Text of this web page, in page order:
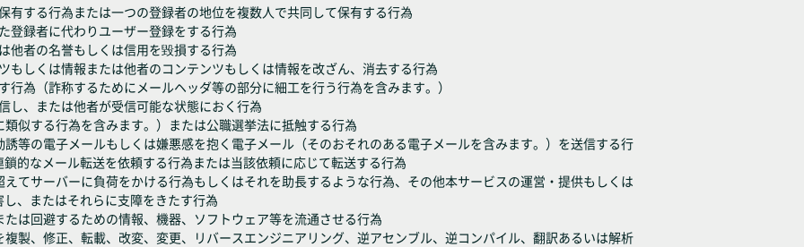
有する行為または一つの登録者の地位を複数人で共同して保有する行為
登録者に代わりユーザー登録をする行為
他者の名誉もしくは信用を毀損する行為
もしくは情報または他者のコンテンツもしくは情報を改ざん、消去する行為
為（詐称するためにメールヘッダ等の部分に細工を行う行為を含みます。）
し、または他者が受信可能な状態におく行為
似する行為を含みます。）または公職選挙法に抵触する行為
等の電子メールもしくは嫌悪感を抱く電子メール（そのおそれのある電子メールを含みます。）を送信する行
的なメール転送を依頼する行為または当該依頼に応じて転送する行為
てサーバーに負荷をかける行為もしくはそれを助長するような行為、その他本サービスの運営・提供もしくは
、またはそれらに支障をきたす行為
は回避するための情報、機器、ソフトウェア等を流通させる行為
製、修正、転載、改変、変更、リバースエンジニアリング、逆アセンブル、逆コンパイル、翻訳あるいは解析